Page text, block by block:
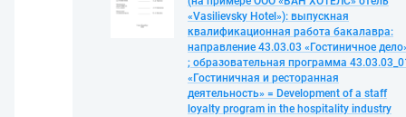
«Vasilievsky Hotel»): выпускная
квалификационная работа бакалавра:
направление 43.03.03 «Гостиничное
; образовательная программа
«Гостиничная и ресторанная
деятельность» = Development of a staff
loyalty program in the hospitality industry